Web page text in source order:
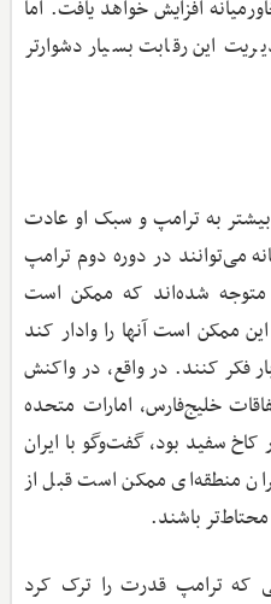
افزایش خواهد یافت. اما
این رقابت بسیار دشوارتر
به ترامپ و سبک او عادت
می‌توانند در دوره دوم ترامپ
متوجه شده‌اند که ممکن است
ممکن است آنها را وادار کند
فکر کنند. در واقع، در واکنش
خلیج‌فارس، امارات متحده
سفید بود، گفت‌وگو با ایران
منطقه‌ای ممکن است قبل از
باشند.
که ترامپ قدرت را ترک کرد